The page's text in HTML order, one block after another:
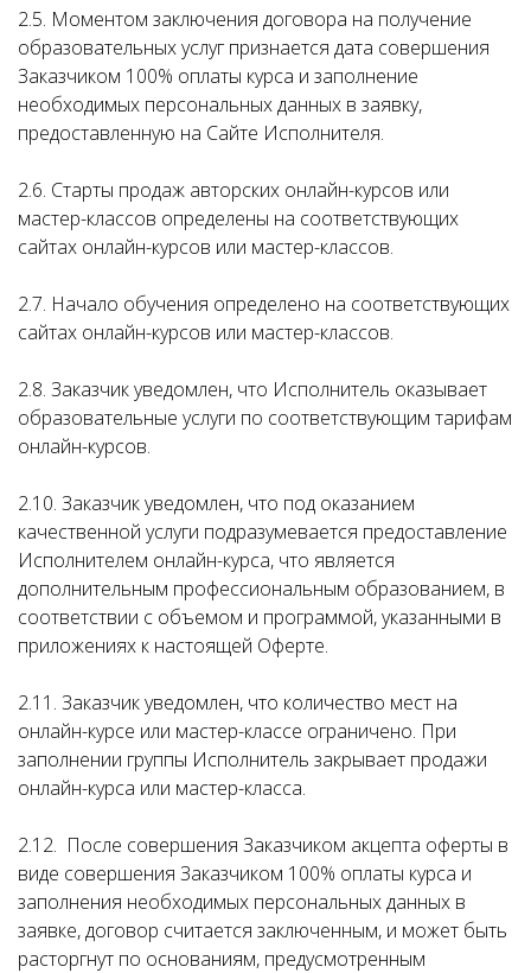
2.5. Моментом заключения договора на получение
образовательных услуг признается дата совершения
Заказчиком 100% оплаты курса и заполнение
необходимых персональных данных в заявку,
предоставленную на Сайте Исполнителя.
2.6. Старты продаж авторских онлайн-курсов или
мастер-классов определены на соответствующих
сайтах онлайн-курсов или мастер-классов.
2.7. Начало обучения определено на соответствующих
сайтах онлайн-курсов или мастер-классов.
2.8. Заказчик уведомлен, что Исполнитель оказывает
образовательные услуги по соответствующим тарифам
онлайн-курсов.
2.10. Заказчик уведомлен, что под оказанием
качественной услуги подразумевается предоставление
Исполнителем онлайн-курса, что является
дополнительным профессиональным образованием, в
соответствии с объемом и программой, указанными в
приложениях к настоящей Оферте.
2.11. Заказчик уведомлен, что количество мест на
онлайн-курсе или мастер-классе ограничено. При
заполнении группы Исполнитель закрывает продажи
онлайн-курса или мастер-класса.
2.12. После совершения Заказчиком акцепта оферты в
виде совершения Заказчиком 100% оплаты курса и
заполнения необходимых персональных данных в
заявке, договор считается заключенным, и может быть
расторгнут по основаниям, предусмотренным